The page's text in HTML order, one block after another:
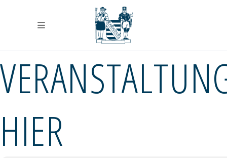
HIER